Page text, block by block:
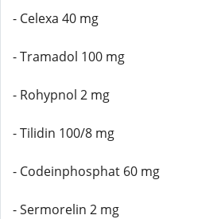
- Celexa 40 mg
- Tramadol 100 mg
- Rohypnol 2 mg
- Tilidin 100/8 mg
- Codeinphosphat 60 mg
- Sermorelin 2 mg